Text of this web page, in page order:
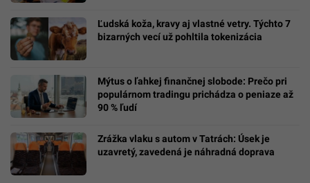
Ľudská koža, kravy aj vlastné vetry. Týchto 7
bizarných vecí už pohltila tokenizácia
Mýtus o ľahkej finančnej slobode: Prečo pri
populárnom tradingu prichádza o peniaze až
90 % ľudí
Zrážka vlaku s autom v Tatrách: Úsek je
uzavretý, zavedená je náhradná doprava